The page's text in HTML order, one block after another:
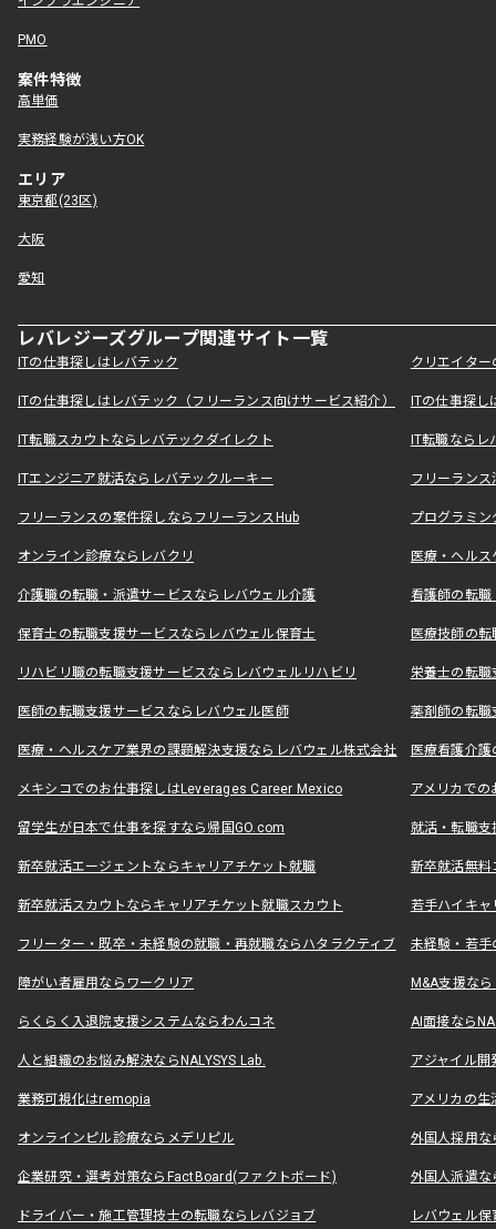
PMO
案件特徴
高単価
実務経験が浅い方OK
エリア
東京都(23区)
大阪
愛知
レバレジーズグループ関連サイト一覧
ITの仕事探しはレバテック クリエイタ
ITの仕事探しはレバテック（フリーランス向けサービス紹介） ITの仕事探
IT転職スカウトならレバテックダイレクト IT転職なら
ITエンジニア就活ならレバテックルーキー フリーラン
フリーランスの案件探しならフリーランスHub プログラミ
オンライン診療ならレバクリ 医療・ヘル
介護職の転職・派遣サービスならレバウェル介護 看護師の転
保育士の転職支援サービスならレバウェル保育士 医療技師の
リハビリ職の転職支援サービスならレバウェルリハビリ 栄養士の転
医師の転職支援サービスならレバウェル医師 薬剤師の転
医療・ヘルスケア業界の課題解決支援ならレバウェル株式会社 医療看護介
メキシコでのお仕事探しはLeverages Career Mexico アメリカで
留学生が日本で仕事を探すなら帰国GO.com 就活・転職
新卒就活エージェントならキャリアチケット就職 新卒就活無料
新卒就活スカウトならキャリアチケット就職スカウト 若手ハイキ
フリーター・既卒・未経験の就職・再就職ならハタラクティブ 未経験・若手
障がい者雇用ならワークリア M&A支援な
らくらく入退院支援システムならわんコネ AI面接なら
人と組織のお悩み解決ならNALYSYS Lab. アジャイル
業務可視化はremopia アメリカの
オンラインピル診療ならメデリピル 外国人採用
企業研究・選考対策ならFactBoard(ファクトボード) 外国人派遣な
ドライバー・施工管理技士の転職ならレバジョブ レバウェル